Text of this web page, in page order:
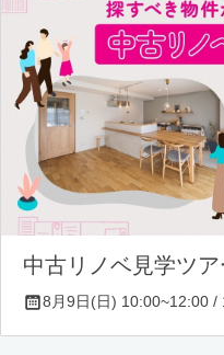
中古リノベ見学ツア
8月9日(日) 10:00~12:00